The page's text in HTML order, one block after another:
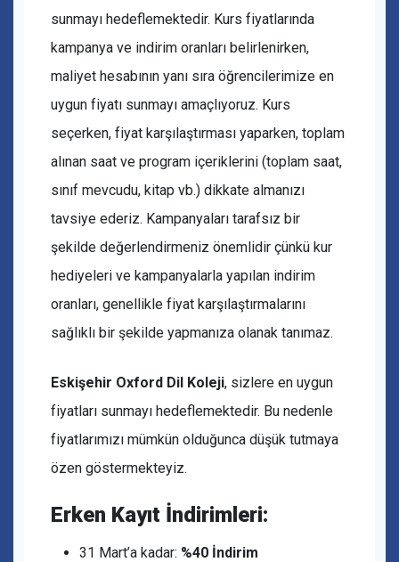
sunmayı hedeflemektedir. Kurs fiyatlarında
kampanya ve indirim oranları belirlenirken,
maliyet hesabının yanı sıra öğrencilerimize en
uygun fiyatı sunmayı amaçlıyoruz. Kurs
seçerken, fiyat karşılaştırması yaparken, toplam
alınan saat ve program içeriklerini (toplam saat,
sınıf mevcudu, kitap vb.) dikkate almanızı
tavsiye ederiz. Kampanyaları tarafsız bir
şekilde değerlendirmeniz önemlidir çünkü kur
hediyeleri ve kampanyalarla yapılan indirim
oranları, genellikle fiyat karşılaştırmalarını
sağlıklı bir şekilde yapmanıza olanak tanımaz.
Eskişehir Oxford Dil Koleji, sizlere en uygun
fiyatları sunmayı hedeflemektedir. Bu nedenle
fiyatlarımızı mümkün olduğunca düşük tutmaya
özen göstermekteyiz.
Erken Kayıt İndirimleri:
31 Mart’a kadar: %40 İndirim